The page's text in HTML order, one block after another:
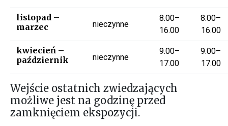
listopad –
marzec
nieczynne
8.00–
16.00
8.00–
16.00
kwiecień –
październik
nieczynne
9.00–
17.00
9.00–
17.00
Wejście ostatnich zwiedzających
możliwe jest na godzinę przed
zamknięciem ekspozycji.